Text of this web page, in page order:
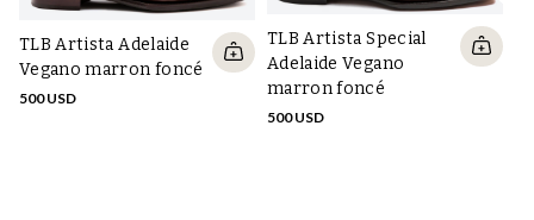
TLB Artista Adelaide
Vegano marron foncé
500 USD
TLB Artista Special
Adelaide Vegano
marron foncé
500 USD